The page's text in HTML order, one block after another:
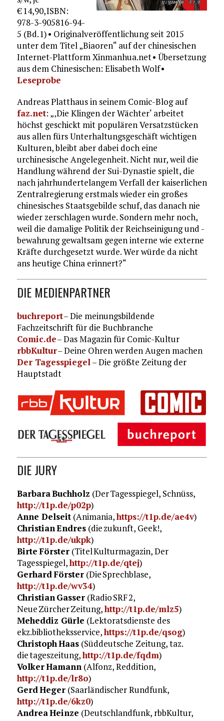
€ 14,90, ISBN:
978-3-905816-94-
5 (Bd. 1) • Originalveröffentlichung seit 2015
unter dem Titel „Biaoren“ auf der chinesischen
Internet-Plattform Xinmanhua.net • Übersetzung
aus dem Chinesischen: Elisabeth Wolf •
Leseprobe
Andreas Platthaus in seinem Comic-Blog auf
faz.net: „‚Die Klingen der Wächter‘ arbeitet
höchst geschickt mit populären Versatzstücken
aus allen fürs Unterhaltungsgeschäft wichtigen
Kulturen, bleibt aber dabei doch eine
urchinesische Angelegenheit. Nicht nur, weil die
Handlung während der Sui-Dynastie spielt, die
nach jahrhundertelangem Verfall der kaiserlichen
Zentralregierung erstmals wieder ein großes
chinesisches Staatsgebilde schuf, das danach nie
wieder zerschlagen wurde. Sondern mehr noch,
weil die damalige Politik der Reichseinigung und -
bewahrung gewaltsam gegen interne wie externe
Kräfte durchgesetzt wurde. Wer würde da nicht
ans heutige China erinnert?“
DIE MEDIENPARTNER
buchreport– Die meinungsbildende
Fachzeitschrift für die Buchbranche
Comic.de– Das Magazin für Comic-Kultur
rbbKultur– Deine Ohren werden Augen machen
Der Tagesspiegel – Die größte Zeitung der
Hauptstadt
DIE JURY
Barbara Buchholz (Der Tagesspiegel, Schnüss,
http://t1p.de/p02p)
Anne Delseit(Animania,https://t1p.de/ae4v)
Christian Endres(die zukunft, Geek!,
http://t1p.de/ukpk)
Birte Förster(Titel Kulturmagazin, Der
Tagesspiegel,http://t1p.de/qtej)
Gerhard Förster(Die Sprechblase,
http://t1p.de/wv34)
Christian Gasser(Radio SRF 2,
Neue Zürcher Zeitung,http://t1p.de/mlz5)
Meheddiz Gürle (Lektoratsdienste des
ekz.bibliotheksservice,https://t1p.de/qsog)
Christoph Haas(Süddeutsche Zeitung, taz.
die tageszeitung,http://t1p.de/fqdm)
Volker Hamann(Alfonz, Reddition,
http://t1p.de/lr8o)
Gerd Heger(Saarländischer Rundfunk,
http://t1p.de/6kz0)
Andrea Heinze (Deutschlandfunk, rbbKultur,